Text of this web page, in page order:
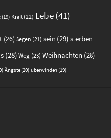
(19) Kraft (22) Lebe (41)
(26) Segen (21) sein (29) sterben
(28) Weg (23) Weihnachten (28)
Ängste (20) überwinden (19)